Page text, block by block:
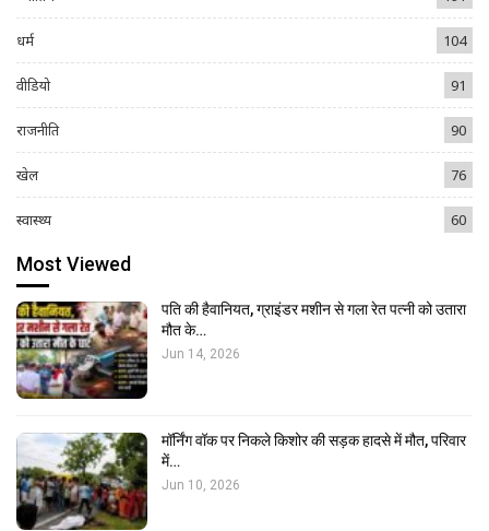
धर्म 104
वीडियो 91
राजनीति 90
खेल 76
स्वास्थ्य 60
Most Viewed
पति की हैवानियत, ग्राइंडर मशीन से गला रेत पत्नी को उतारा
मौत के…
Jun 14, 2026
मॉर्निंग वॉक पर निकले किशोर की सड़क हादसे में मौत, परिवार
में…
Jun 10, 2026